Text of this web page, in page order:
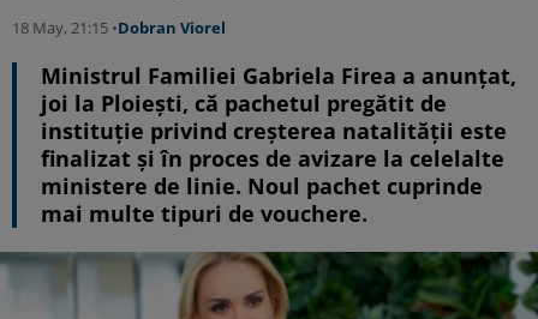
18 May, 21:15 •Dobran Viorel
Ministrul Familiei Gabriela Firea a anunţat,
joi la Ploieşti, că pachetul pregătit de
instituţie privind creşterea natalităţii este
finalizat şi în proces de avizare la celelalte
ministere de linie. Noul pachet cuprinde
mai multe tipuri de vouchere.